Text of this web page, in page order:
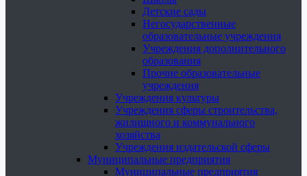
Детские сады
Негосударственные
образовательные учреждения
Учреждения дополнительного
образования
Прочие образовательные
учреждения
Учреждения культуры
Учреждения сферы строительства,
жилищного и коммунального
хозяйства
Учреждения издательской сферы
Муниципальные предприятия
Муниципальные предприятия